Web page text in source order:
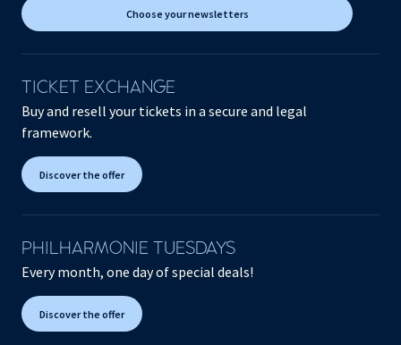
Choose your newsletters
TICKET EXCHANGE
Buy and resell your tickets in a secure and legal
framework.
Discover the offer
PHILHARMONIE TUESDAYS
Every month, one day of special deals!
Discover the offer